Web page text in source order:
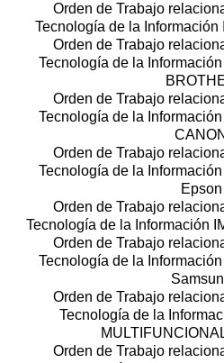
Orden de Trabajo
Tecnología de la
Orden de Trabajo
Tecnología de la
Orden de Trabajo
Tecnología de la
CANON
Orden de Trabajo
Tecnología de la
Epson
Orden de Trabajo
Tecnología de la Información
Orden de Trabajo
Tecnología de la
Orden de Trabajo
Tecnología de la
Orden de Trabajo